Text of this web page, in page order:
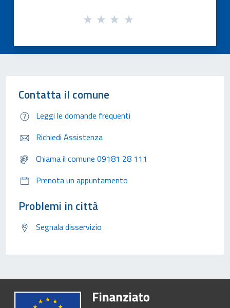
Contatta il comune
Leggi le domande frequenti
Richiedi Assistenza
Chiama il comune 09181 28 111
Prenota un appuntamento
Problemi in città
Segnala disservizio